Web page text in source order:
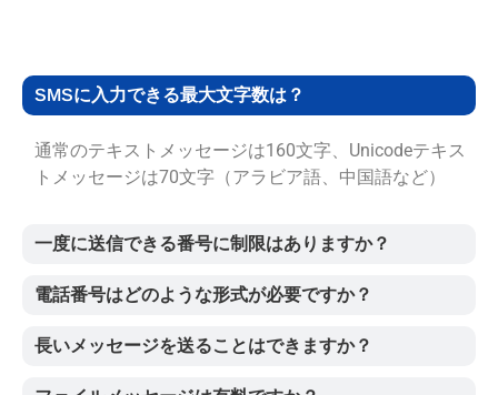
SMSに入力できる最大文字数は？
通常のテキストメッセージは160文字、Unicodeテキス
トメッセージは70文字（アラビア語、中国語など）
一度に送信できる番号に制限はありますか？
電話番号はどのような形式が必要ですか？
長いメッセージを送ることはできますか？